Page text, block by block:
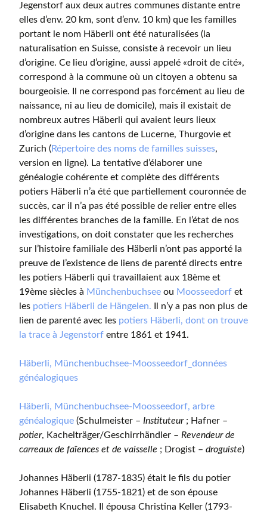
Jegenstorf aux deux autres communes distante entre
elles d’env. 20 km, sont d’env. 10 km) que les familles
portant le nom Häberli ont été naturalisées (la
naturalisation en Suisse, consiste à recevoir un lieu
d’origine. Ce lieu d’origine, aussi appelé «droit de cité»,
correspond à la commune où un citoyen a obtenu sa
bourgeoisie. Il ne correspond pas forcément au lieu de
naissance, ni au lieu de domicile), mais il existait de
nombreux autres Häberli qui avaient leurs lieux
d’origine dans les cantons de Lucerne, Thurgovie et
Zurich (Répertoire des noms de familles suisses,
version en ligne). La tentative d’élaborer une
généalogie cohérente et complète des différents
potiers Häberli n’a été que partiellement couronnée de
succès, car il n’a pas été possible de relier entre elles
les différentes branches de la famille. En l’état de nos
investigations, on doit constater que les recherches
sur l’histoire familiale des Häberli n’ont pas apporté la
preuve de l’existence de liens de parenté directs entre
les potiers Häberli qui travaillaient aux 18ème et
19ème siècles à Münchenbuchsee ou Moosseedorf et
les potiers Häberli de Hängelen. Il n’y a pas non plus de
lien de parenté avec les potiers Häberli, dont on trouve
la trace à Jegenstorf entre 1861 et 1941.
Häberli, Münchenbuchsee-Moosseedorf_données
généalogiques
Häberli, Münchenbuchsee-Moosseedorf, arbre
généalogique (Schulmeister – Instituteur ; Hafner –
potier, Kachelträger/Geschirrhändler – Revendeur de
carreaux de faïences et de vaisselle ; Drogist – droguiste)
Johannes Häberli (1787-1835) était le fils du potier
Johannes Häberli (1755-1821) et de son épouse
Elisabeth Knuchel. Il épousa Christina Keller (1793-